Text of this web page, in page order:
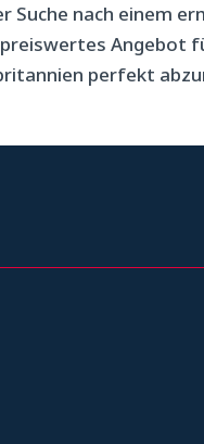
Suche nach einem
Angebot
perfekt